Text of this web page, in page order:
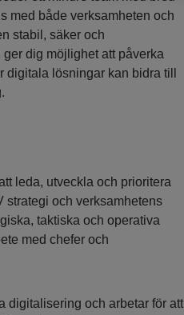
med både verksamheten och
stabil, säker och
dig möjlighet att påverka
digitala lösningar kan bidra till
leda, utveckla och prioritera
strategi och verksamhetens
taktiska och operativa
med chefer och
digitalisering och arbetar för att